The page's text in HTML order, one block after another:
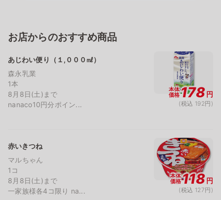
お店からのおすすめ商品
あじわい便り（１,０００㎖）
森永乳業
1本
8月8日(土)まで
nanaco10円分ポイン...
本体
価格178円
(税込 192円)
赤いきつね
マルちゃん
1コ
8月8日(土)まで
一家族様各4コ限り na...
本体
価格118円
(税込 127円)